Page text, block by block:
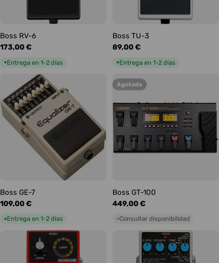
Boss RV-6
Precio
173,00 €
●Entrega en 1-2 días
Boss TU-3
Precio
89,00 €
●Entrega en 1-2 días
Boss GE-7
Precio
habitual
109,00 €
●Entrega en 1-2 días
Agotado
Boss GT-100
Precio
habitual
449,00 €
○Consultar disponibilidad